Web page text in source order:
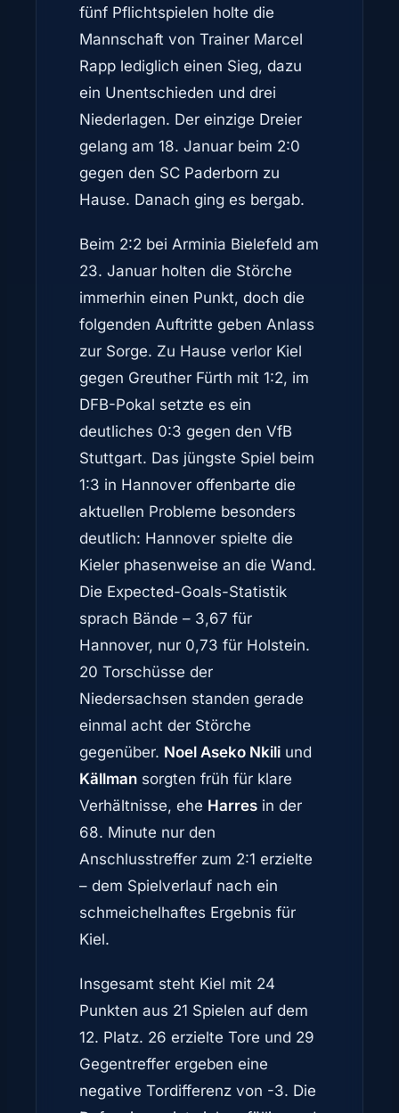
fünf Pflichtspielen holte die
Mannschaft von Trainer Marcel
Rapp lediglich einen Sieg, dazu
ein Unentschieden und drei
Niederlagen. Der einzige Dreier
gelang am 18. Januar beim 2:0
gegen den SC Paderborn zu
Hause. Danach ging es bergab.
Beim 2:2 bei Arminia Bielefeld am
23. Januar holten die Störche
immerhin einen Punkt, doch die
folgenden Auftritte geben Anlass
zur Sorge. Zu Hause verlor Kiel
gegen Greuther Fürth mit 1:2, im
DFB-Pokal setzte es ein
deutliches 0:3 gegen den VfB
Stuttgart. Das jüngste Spiel beim
1:3 in Hannover offenbarte die
aktuellen Probleme besonders
deutlich: Hannover spielte die
Kieler phasenweise an die Wand.
Die Expected-Goals-Statistik
sprach Bände – 3,67 für
Hannover, nur 0,73 für Holstein.
20 Torschüsse der
Niedersachsen standen gerade
einmal acht der Störche
gegenüber. Noel Aseko Nkili und
Källman sorgten früh für klare
Verhältnisse, ehe Harres in der
68. Minute nur den
Anschlusstreffer zum 2:1 erzielte
– dem Spielverlauf nach ein
schmeichelhaftes Ergebnis für
Kiel.
Insgesamt steht Kiel mit 24
Punkten aus 21 Spielen auf dem
12. Platz. 26 erzielte Tore und 29
Gegentreffer ergeben eine
negative Tordifferenz von -3. Die